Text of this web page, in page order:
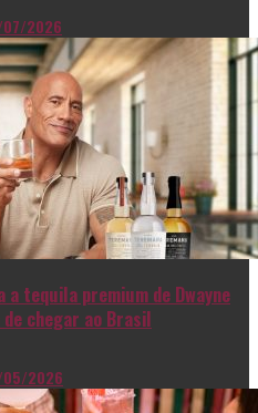
2026
a tequila premium de Dwayne
de chegar ao Brasil
2026